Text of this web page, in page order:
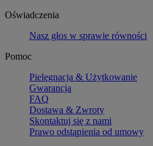
Oświadczenia
Nasz głos w sprawie równości
Pomoc
Pielęgnacja & Użytkowanie
Gwarancja
FAQ
Dostawa & Zwroty
Skontaktuj się z nami
Prawo odstąpienia od umowy